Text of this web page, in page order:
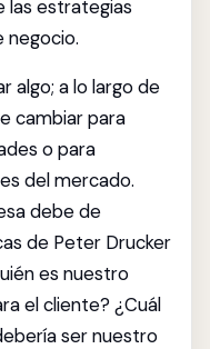
las estrategias
negocio.
algo; a lo largo de
cambiar para
o para
del mercado.
debe de
de Peter Drucker
es nuestro
el cliente? ¿Cuál
ser nuestro